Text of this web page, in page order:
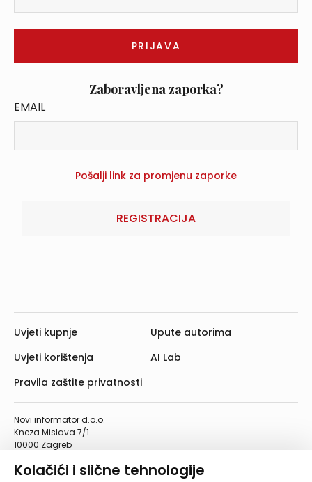
Kolačići i slične tehnologije
Zaboravljena zaporka?
EMAIL
REGISTRACIJA
Novi informator d.o.o.
Kneza Mislava 7/1
10000 Zagreb
Telefaks: 01/4612-553
Uvjeti kupnje
Uvjeti korištenja
Pravila zaštite privatnosti
Upute autorima
AI Lab